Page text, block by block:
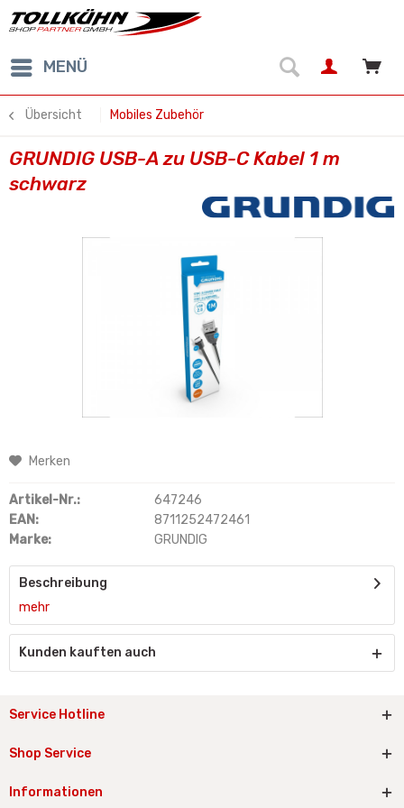
MENÜ
Übersicht Mobiles Zubehör
GRUNDIG USB-A zu USB-C Kabel 1 m
schwarz
Merken
Artikel-Nr.:
647246
EAN:
8711252472461
Marke:
GRUNDIG
Beschreibung
mehr
Kunden kauften auch
Service Hotline
Shop Service
Informationen